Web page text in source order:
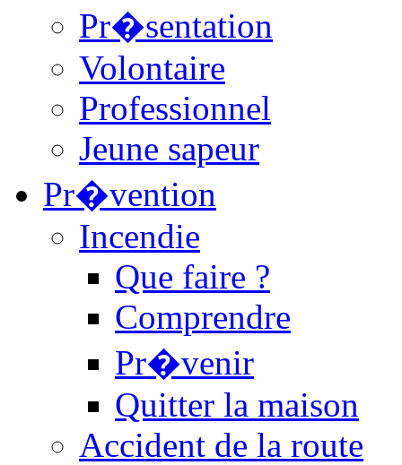
Pr�sentation
Volontaire
Professionnel
Jeune sapeur
Pr�vention
Incendie
Que faire ?
Comprendre
Pr�venir
Quitter la maison
Accident de la route